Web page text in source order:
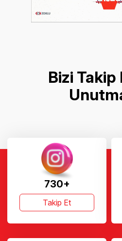
Bizi Takip
730+
Takip Et